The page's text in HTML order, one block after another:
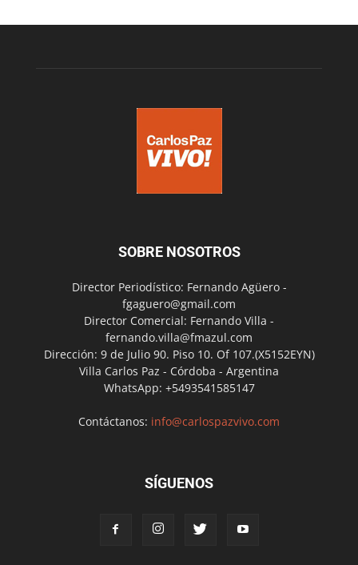
SOBRE NOSOTROS
Director Periodístico: Fernando Agüero -
fgaguero@gmail.com
Director Comercial: Fernando Villa -
fernando.villa@fmazul.com
Dirección: 9 de Julio 90. Piso 10. Of 107.(X5152EYN)
Villa Carlos Paz - Córdoba - Argentina
WhatsApp: +5493541585147
Contáctanos: info@carlospazvivo.com
SÍGUENOS